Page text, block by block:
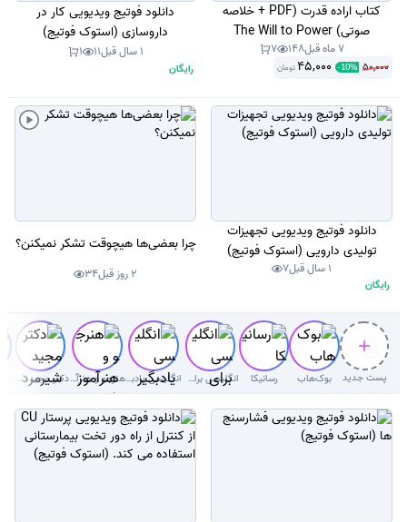
کتاب اراده قدرت (PDF + خلاصه
صوتی) The Will to Power
7 ماه قبل 148
7
50,000
-10%
45,000 تومان
دانلود فوتیج ویدیویی کار در
داروسازی (استوک فوتیج)
1 سال قبل 11
1
رایگان
دانلود فوتیج ویدیویی تجهیزات
تولیدی دارویی (استوک فوتیج)
1 سال قبل 7
رایگان
چرا بعضی‌ها هیچوقت تشکر نمیکنن؟
2 روز قبل 34
پست جدید بوک‌هاب رسانیکا انگلیسی برای کودکان انگلیسی یادبگیر هنرجو و هنرآموز( سوال با جواب) دکتر‌ مجید شیرمردی‌